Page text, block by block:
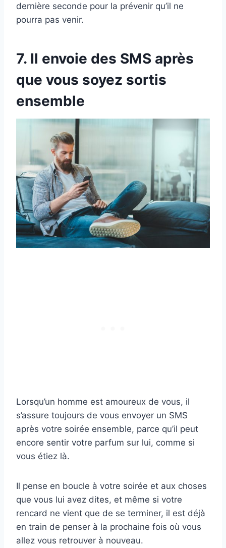
dernière seconde pour la prévenir qu’il ne
pourra pas venir.
7. Il envoie des SMS après
que vous soyez sortis
ensemble
Lorsqu’un homme est amoureux de vous, il
s’assure toujours de vous envoyer un SMS
après votre soirée ensemble, parce qu’il peut
encore sentir votre parfum sur lui, comme si
vous étiez là.
Il pense en boucle à votre soirée et aux choses
que vous lui avez dites, et même si votre
rencard ne vient que de se terminer, il est déjà
en train de penser à la prochaine fois où vous
allez vous retrouver à nouveau.